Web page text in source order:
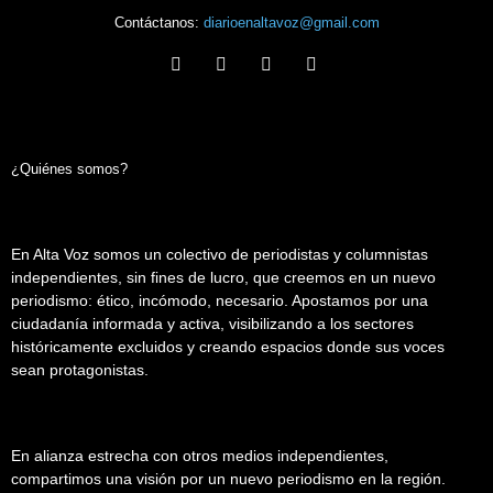
Contáctanos: diarioenaltavoz@gmail.com
¿Quiénes somos?
En Alta Voz somos un colectivo de periodistas y columnistas
independientes, sin fines de lucro, que creemos en un nuevo
periodismo: ético, incómodo, necesario. Apostamos por una
ciudadanía informada y activa, visibilizando a los sectores
históricamente excluidos y creando espacios donde sus voces
sean protagonistas.
En alianza estrecha con otros medios independientes,
compartimos una visión por un nuevo periodismo en la región.